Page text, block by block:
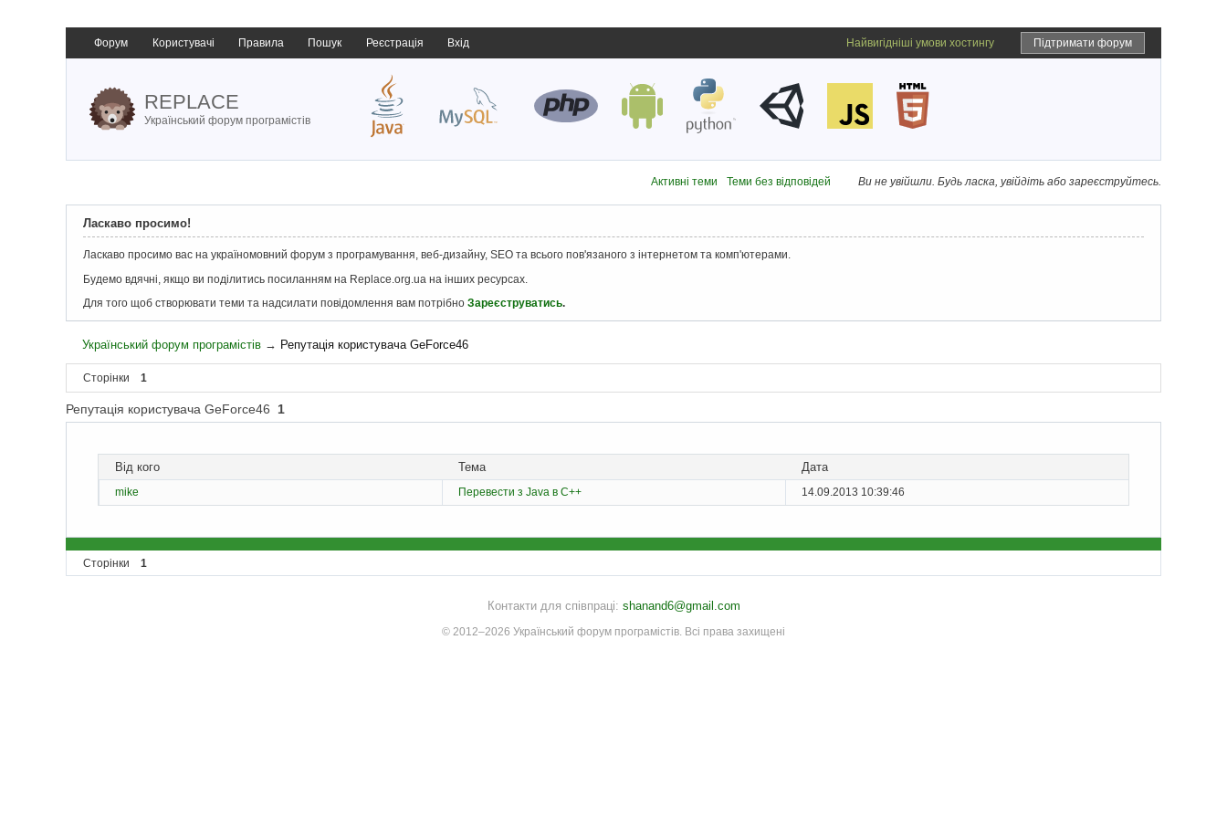
Форум Користувачі Правила Пошук Реєстрація Вхід Підтримати форум
Найвигідніші умови хостингу
REPLACE
Український форум програмістів
Ви не увійшли. Будь ласка, увійдіть або зареєструйтесь.
Активні теми Теми без відповідей
Ласкаво просимо!
Ласкаво просимо вас на україномовний форум з програмування, веб-дизайну, SEO та всього пов'язаного з інтернетом та комп'ютерами.
Будемо вдячні, якщо ви поділитись посиланням на Replace.org.ua на інших ресурсах.
Для того щоб створювати теми та надсилати повідомлення вам потрібно Зареєструватись.
Український форум програмістів → Репутація користувача GeForce46
Сторінки 1
Репутація користувача GeForce46 1
Від кого Тема Дата
mike Перевести з Java в C++ 14.09.2013 10:39:46
Сторінки 1
Контакти для співпраці: shanand6@gmail.com
© 2012–2026 Український форум програмістів. Всі права захищені